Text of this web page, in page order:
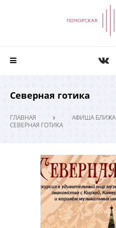
Северная готика
ГЛАВНАЯ
АФИША
СЕВЕРНАЯ ГОТИКА